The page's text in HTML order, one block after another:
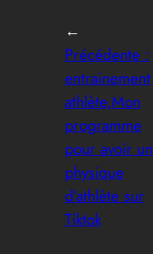
←
Précédente :
entrainement
athlète,Mon
programme
pour avoir un
physique
d’athlète sur
Tiktok